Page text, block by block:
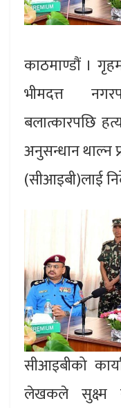
काठमाण्डौं ।
भीमदत्त
बलात्कारपछि
अनुसन्धान थाल्न
(सीआइबी)लाई
सीआइबीको
लेखकले सुक्ष्म